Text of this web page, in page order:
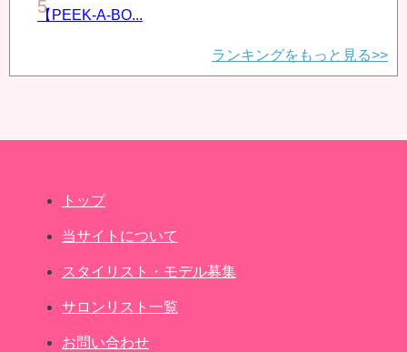
【PEEK-A-BO...
ランキングをもっと見る>>
トップ
当サイトについて
スタイリスト・モデル募集
サロンリスト一覧
お問い合わせ